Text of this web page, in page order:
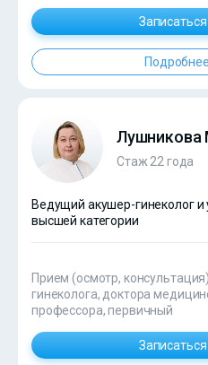
Лушникова
Стаж 22 года
Ведущий акушер-гинеколог и
высшей категории
Прием (осмотр,
гинеколога, доктора
профессора, первичный